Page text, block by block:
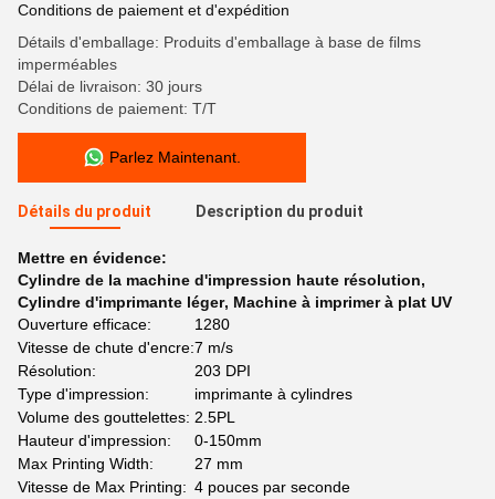
Conditions de paiement et d'expédition
Détails d'emballage: Produits d'emballage à base de films
imperméables
Délai de livraison: 30 jours
Conditions de paiement: T/T
Parlez Maintenant.
Détails du produit Description du produit
Mettre en évidence:
Cylindre de la machine d'impression haute résolution,
Cylindre d'imprimante léger, Machine à imprimer à plat UV
Ouverture efficace:
1280
Vitesse de chute d'encre:7 m/s
Résolution:
203 DPI
Type d'impression:
imprimante à cylindres
Volume des gouttelettes: 2.5PL
Hauteur d'impression:
0-150mm
Max Printing Width:
27 mm
Vitesse de Max Printing: 4 pouces par seconde